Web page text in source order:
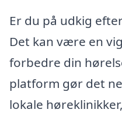
Er du på udkig
Det kan være en
forbedre din
platform gør det
lokale